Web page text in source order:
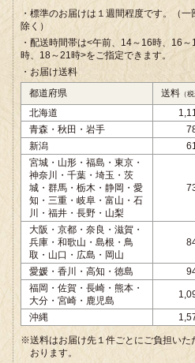
・標準のお届けは１週間程度です。（一
除く）
・配送時間帯は<午前、 14～16時、16～
時、18～21時>をご指定できます。
・お届け送料
都道府県
送料 （
北海道
青森・秋田・岩手
新潟
宮城・山形・福島・東京・
神奈川・千葉・埼玉・茨
城・群馬・栃木・静岡・愛
知・三重・岐阜・富山・石
川・福井・長野・山梨
大阪・京都・奈良・滋賀・
兵庫・和歌山・島根・鳥
取・山口・広島・岡山
愛媛・香川・高知・徳島
福岡・佐賀・長崎・熊本・
大分・宮崎・鹿児島
沖縄
※送料はお届け先１件ごとにご負担いた
おります。